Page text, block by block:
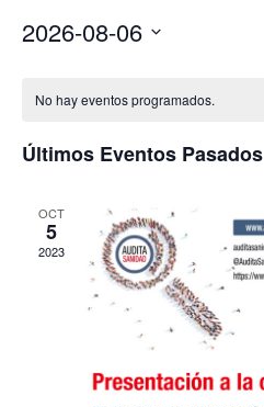
2026-08-06
fecha.
de
Eventos
No hay eventos programados.
Últimos Eventos Pasados
OCT
5
2023